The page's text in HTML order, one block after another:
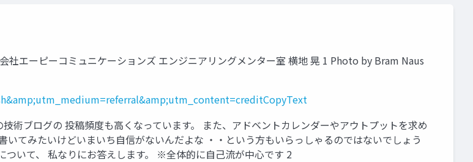
エーピーコミュニケーションズ エンジニアリングメンター室 横地 晃 1 Photo by Bram Naus
術ブログの 投稿頻度も高くなっています。 また、アドベントカレンダーやアウトプットを求め
てみたいけどいまいち自信がないんだよな ・・という方もいらっしゃるのではないでしょう
いて、 私なりにお答えします。 ※全体的に自己流が中心です 2